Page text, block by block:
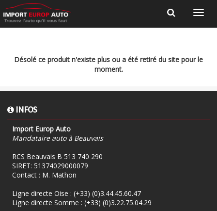
Désolé ce produit n'existe plus ou a été retiré du site pour le
moment.
INFOS
Import Europ Auto
Mandataire auto à Beauvais
RCS Beauvais B 513 740 290
SIRET: 51374029000079
Contact : M. Mathon
Ligne directe Oise : (+33) (0)3.44.45.60.47
Ligne directe Somme : (+33) (0)3.22.75.04.29